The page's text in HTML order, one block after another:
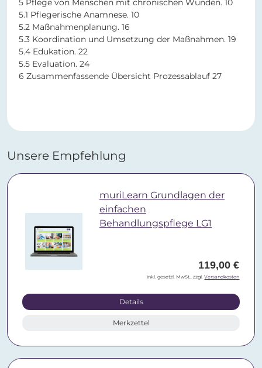
5 Pflege von Menschen mit chronischen Wunden. 10
5.1 Pflegerische Anamnese. 10
5.2 Maßnahmenplanung. 16
5.3 Koordination und Umsetzung der Maßnahmen. 19
5.4 Edukation. 22
5.5 Evaluation. 24
6 Zusammenfassende Übersicht Prozessablauf 27
Unsere Empfehlung
muriLearn Grundlagen der
einfachen
Behandlungspflege LG1
119,00 €
inkl. gesetzl. MwSt., zzgl.Versandkosten
Details
Merkzettel